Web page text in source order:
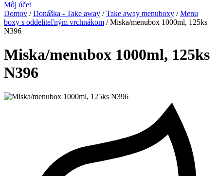
Môj účet
Domov /Donáška - Take away /Take away menuboxy /Menu
boxy s oddeliteľným vrchnákom /Miska/menubox 1000ml, 125ks
N396
Miska/menubox 1000ml, 125ks
N396